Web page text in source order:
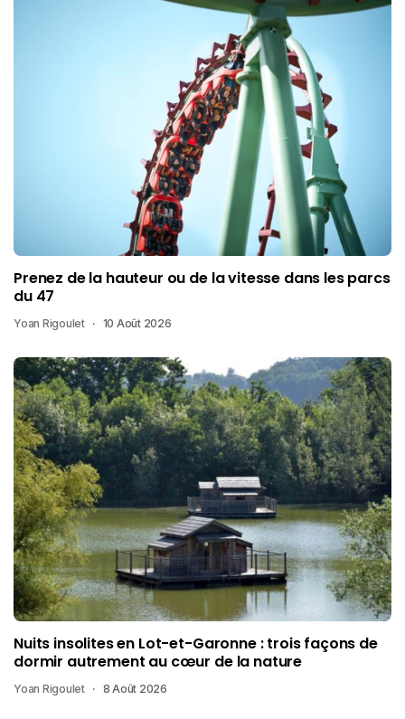
Prenez de la hauteur ou de la vitesse dans les parcs
du 47
Yoan Rigoulet 10 Août 2026
Nuits insolites en Lot-et-Garonne : trois façons de
dormir autrement au cœur de la nature
Yoan Rigoulet 8 Août 2026